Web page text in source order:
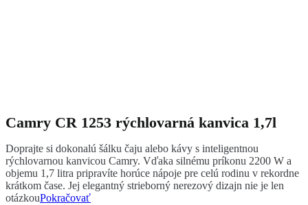
Camry CR 1253 rýchlovarná kanvica 1,7l
Doprajte si dokonalú šálku čaju alebo kávy s inteligentnou
rýchlovarnou kanvicou Camry. Vďaka silnému príkonu 2200 W a
objemu 1,7 litra pripravíte horúce nápoje pre celú rodinu v rekordne
krátkom čase. Jej elegantný strieborný nerezový dizajn nie je len
otázkouPokračovať